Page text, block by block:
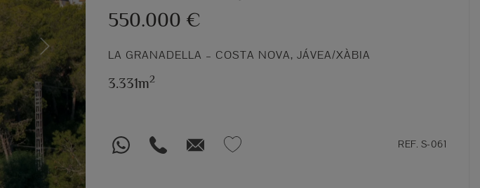
Next
550.000 €
LA GRANADELLA – COSTA NOVA, JÁVEA/XÀBIA
3.331m2
REF. S-061